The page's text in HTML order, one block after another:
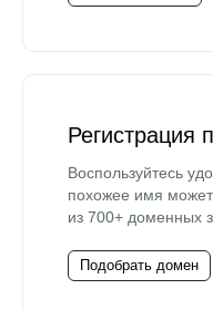
Регистрация
Воспользуйтесь
похожее имя
из 700+ доменных
Подобрать домен